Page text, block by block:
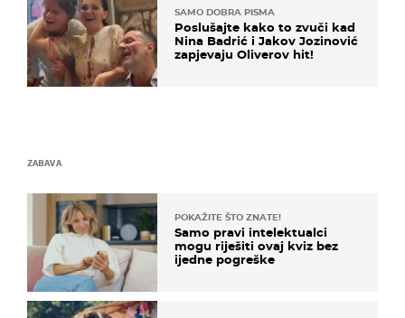
SAMO DOBRA PISMA
Poslušajte kako to zvuči kad
Nina Badrić i Jakov Jozinović
zapjevaju Oliverov hit!
ZABAVA
POKAŽITE ŠTO ZNATE!
Samo pravi intelektualci
mogu riješiti ovaj kviz bez
ijedne pogreške